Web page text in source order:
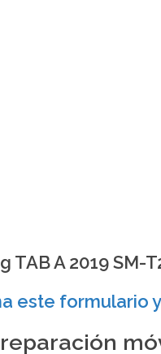
TAB A 2019 SM-
este formulario